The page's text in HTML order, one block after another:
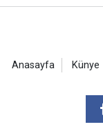
Anasayfa Künye